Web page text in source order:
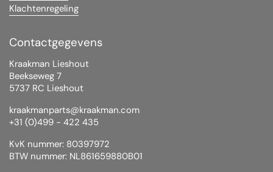
Klachtenregeling
Contactgegevens
Kraakman Lieshout
Beekseweg 7
5737 RC Lieshout
kraakmanparts@kraakman.com
+31 (0)499 - 422 435
KvK nummer: 80397972
BTW nummer: NL861659880B01